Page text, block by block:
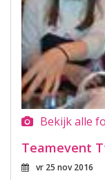
Bekijk alle
Teamevent
vr 25 nov 2016